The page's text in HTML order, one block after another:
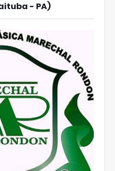
- PA)